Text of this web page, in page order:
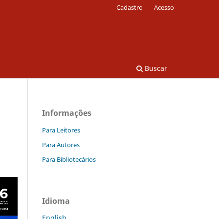
Buscar
Cadastro Acesso
Informações
Para Leitores
Para Autores
Para Bibliotecários
Idioma